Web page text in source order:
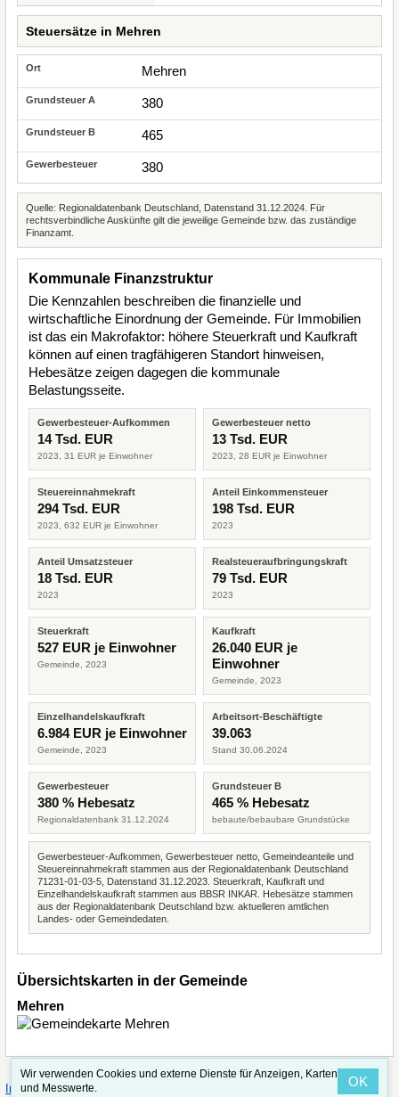
Steuersätze in Mehren
Mehren
380
465
380
Quelle: Regionaldatenbank Deutschland, Datenstand 31.12.2024. Für
rechtsverbindliche Auskünfte gilt die jeweilige Gemeinde bzw. das zuständige
Finanzamt.
Kommunale Finanzstruktur
Die Kennzahlen beschreiben die finanzielle und
wirtschaftliche Einordnung der Gemeinde. Für Immobilien
ist das ein Makrofaktor: höhere Steuerkraft und Kaufkraft
können auf einen tragfähigeren Standort hinweisen,
Hebesätze zeigen dagegen die kommunale
Belastungsseite.
Gewerbesteuer-Aufkommen
14 Tsd. EUR
2023, 31 EUR je Einwohner
Gewerbesteuer netto
13 Tsd. EUR
2023, 28 EUR je Einwohner
Steuereinnahmekraft
294 Tsd. EUR
2023, 632 EUR je Einwohner
Anteil Einkommensteuer
198 Tsd. EUR
2023
Anteil Umsatzsteuer
18 Tsd. EUR
2023
Realsteueraufbringungskraft
79 Tsd. EUR
2023
Steuerkraft
527 EUR je Einwohner
Gemeinde, 2023
Kaufkraft
26.040 EUR je
Einwohner
Gemeinde, 2023
Einzelhandelskaufkraft
6.984 EUR je Einwohner
Gemeinde, 2023
Arbeitsort-Beschäftigte
39.063
Stand 30.06.2024
Gewerbesteuer
380 % Hebesatz
Regionaldatenbank 31.12.2024
Grundsteuer B
465 % Hebesatz
bebaute/bebaubare Grundstücke
Gewerbesteuer-Aufkommen, Gewerbesteuer netto, Gemeindeanteile und
Steuereinnahmekraft stammen aus der Regionaldatenbank Deutschland
71231-01-03-5, Datenstand 31.12.2023. Steuerkraft, Kaufkraft und
Einzelhandelskaufkraft stammen aus BBSR INKAR. Hebesätze stammen
aus der Regionaldatenbank Deutschland bzw. aktuelleren amtlichen
Landes- oder Gemeindedaten.
Übersichtskarten in der Gemeinde
Mehren
Impressum·Straßenindex
Wir verwenden Cookies und externe Dienste für Anzeigen, Karten
und Messwerte.
OK